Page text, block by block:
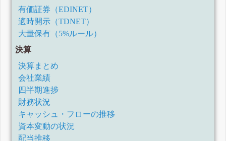
有価証券（EDINET）
適時開示（TDNET）
大量保有（5%ルール）
決算
決算まとめ
会社業績
四半期進捗
財務状況
キャッシュ・フローの推移
資本変動の状況
配当推移